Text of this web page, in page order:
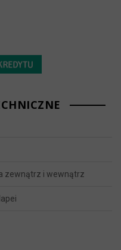
zewnątrz i wewnątrz